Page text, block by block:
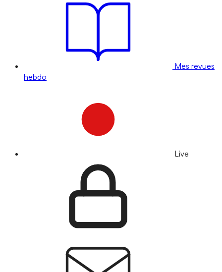
Mes revues
hebdo
Live